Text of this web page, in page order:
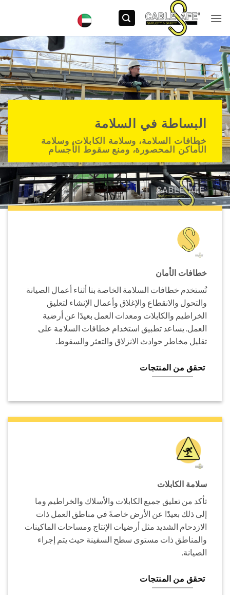
البساطة في السلامة
خطافات السلامة، وسلامة الكابلات، وسلامة
الأماكن المحصورة، ومنع سقوط الأجسام
خطافات الأمان
تُستخدم خطافات السلامة الخاصة بنا أثناء أعمال الصيانة
والتحول والانقطاع والإغلاق وأعمال الإنشاء لتعليق
الخراطيم والكابلات ومعدات العمل بعيدًا عن أرضية
العمل. يساعد تطبيق استخدام خطافات السلامة على
تقليل مخاطر حوادث الانزلاق والتعثر والسقوط.
تحقق من المنتجات
سلامة الكابلات
تأكد من تعليق جميع الكابلات والأسلاك والخراطيم وما
إلى ذلك بعيدًا عن الأرض خاصةً في مناطق العمل ذات
الازدحام الشديد مثل أرضيات الإنتاج ومساحات الماكينات
والمناطق ذات مستوى سطح السفينة حيث يتم إجراء
الصيانة.
تحقق من المنتجات